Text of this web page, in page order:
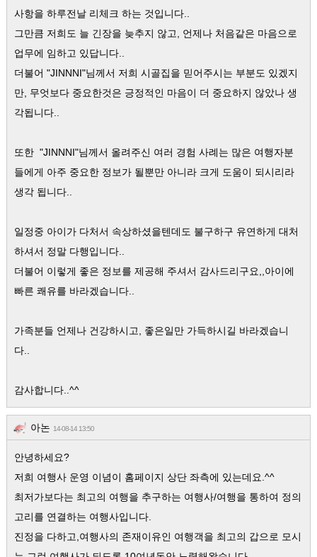
사항을 하루전날 리체크 하는 것입니다..
그만큼 저희도 늘 긴장을 늦추지 않고, 언제나 처음같은 마음으로
업무에 임하고 있답니다..
더불어 "JINNNI"님께서 저희 시골집을 믿어주시는 부분도 있겠지
만, 무엇보다 중요한것은 긍정적인 마음이 더 중요하지 않았나 생
각됩니다..
또한 "JINNNI"님께서 올려주신 여러 경험 사례는 많은 여행자분
들에게 아주 중요한 정보가 될뿐만 아니라 크게 도움이 되시리라
생각 됩니다..
일정중 아이가 다처서 속상하셨을텐데도 불구하구 유연하게 대처
하셔서 정말 다행입니다..
더불어 이렇게 좋은 정보를 제공해 주셔서 감사드리구요,,아이에
빠른 쾌유를 바라겠습니다..
가족분들 언제나 건강하시고, 좋은일만 가득하시길 바라겠습니
다..
감사합니다..^^
아논 14-08-14 13:50
안녕하세요?
저희 여행사 운영 이념이 홈페이지 상단 좌측에 있는데요.^^
최저가보다는 최고의 여행을 추구하는 여행사/여행을 통하여 정의
고리를 연결하는 여행사입니다.
진정을 다하고,여행사의 존재이유인 여행객을 최고의 갑으로 모시